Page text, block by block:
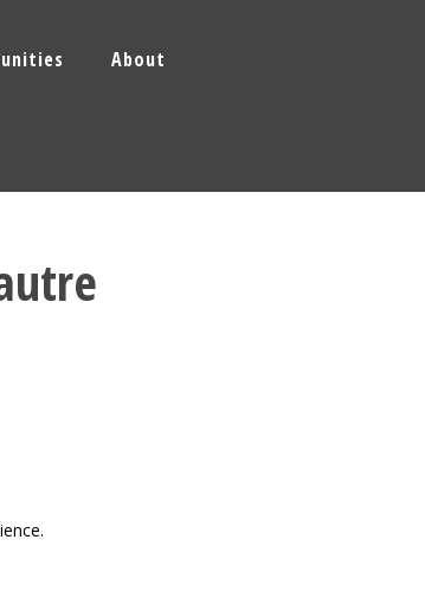
About